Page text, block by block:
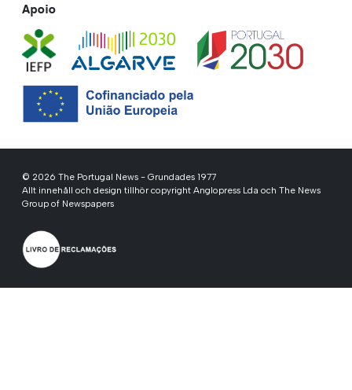
Apoio
© 2026 The Portugal News - Grundades 1977
Allt innehåll och design tillhör copyright Anglopress Lda och The News
Group of Newspapers